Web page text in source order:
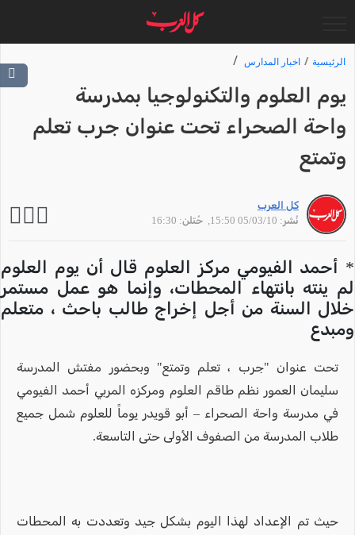
الرئيسية اخبار المدارس
يوم العلوم والتكنولوجيا بمدرسة
واحة الصحراء تحت عنوان جرب تعلم
وتمتع
كل العرب
نُشر: 05/03/10 15:50
, حُتلن: 16:30
* أحمد الفيومي مركز العلوم قال أن يوم العلوم
لم ينته بانتهاء المحطات، وإنما هو عمل مستمر
خلال السنة من أجل إخراج طالب باحث ، متعلم
ومبدع
تحت عنوان "جرب ، تعلم وتمتع" وبحضور مفتش المدرسة
سليمان العمور نظم طاقم العلوم ومركزه المربي أحمد الفيومي
في مدرسة واحة الصحراء – أبو قويدر يوماً للعلوم شمل جميع
طلاب المدرسة من الصفوف الأولى حتى التاسعة.
حيث تم الإعداد لهذا اليوم بشكل جيد وتعددت به المحطات